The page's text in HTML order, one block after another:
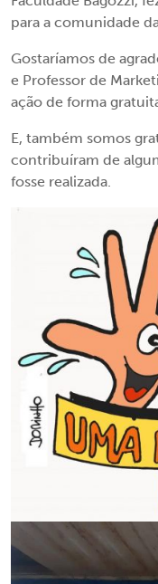
para a comunidade
Gostaríamos de
e Professor de
ação de forma
E, também somos
contribuíram de
fosse realizada.